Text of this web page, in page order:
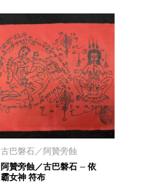
古巴磐石／阿贊旁蝕
阿贊旁蝕／古巴磐石 – 依
霸女神 符布